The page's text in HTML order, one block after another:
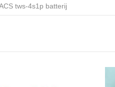
tws-4s1p batterij